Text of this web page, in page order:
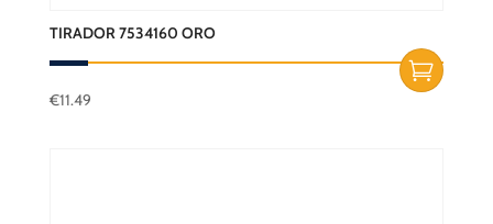
TIRADOR 7534160 ORO
€11.49